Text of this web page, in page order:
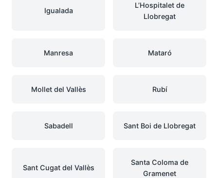
Igualada
L’Hospitalet de
Llobregat
Manresa Mataró
Mollet del Vallès Rubí
Sabadell Sant Boi de Llobregat
Sant Cugat del Vallès
Santa Coloma de
Gramenet